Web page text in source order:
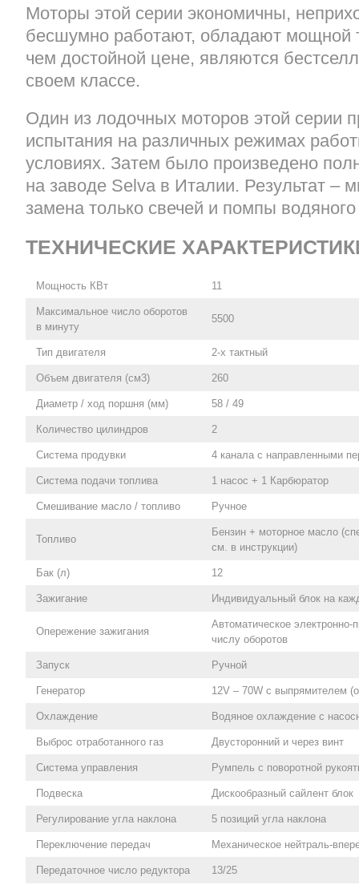
Моторы этой серии экономичны,
бесшумно работают, обладают мощной
чем достойной цене, являются
своем классе.
Один из лодочных моторов этой серии
испытания на различных режимах
условиях. Затем было произведено
на заводе Selva в Италии. Результат –
замена только свечей и помпы
ТЕХНИЧЕСКИЕ
Мощность КВт 11
Максимальное число оборотов
в минуту
5500
Тип двигателя 2-х тактный
Объем двигателя (см3) 260
Диаметр / ход поршня (мм) 58 / 49
Количество цилиндров 2
Система продувки 4 канала с направленными
Система подачи топлива 1 насос + 1 Карбюратор
Смешивание масло / топливо Ручное
Топливо
Бензин + моторное масло
см. в инструкции)
Бак (л) 12
Зажигание Индивидуальный блок на
Опережение зажигания
Автоматическое
числу оборотов
Запуск Ручной
Генератор 12V – 70W с выпрямителем
Охлаждение Водяное охлаждение с
Выброс отработанного газ Двусторонний и через винт
Система управления Румпель с поворотной
Подвеска Дискообразный сайлент блок
Регулирование угла наклона 5 позиций угла наклона
Переключение передач Механическое нейтраль-
Передаточное число редуктора 13/25